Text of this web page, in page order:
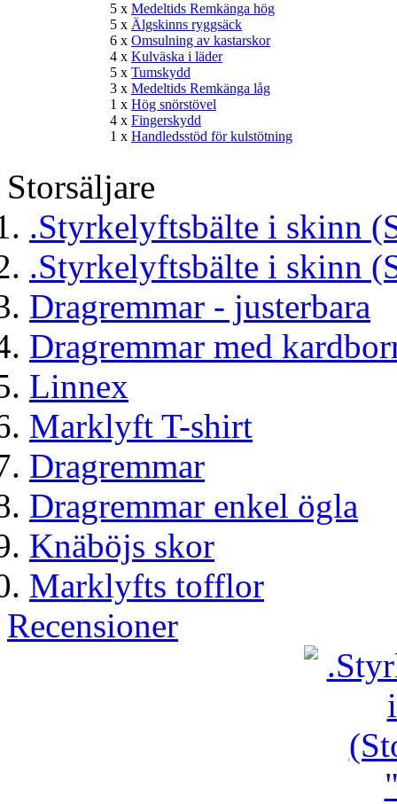
5 x Medeltids Remkänga hög
5 x Älgskinns ryggsäck
6 x Omsulning av kastarskor
4 x Kulväska i läder
5 x Tumskydd
3 x Medeltids Remkänga låg
1 x Hög snörstövel
4 x Fingerskydd
1 x Handledsstöd för kulstötning
Storsäljare
.Styrkelyftsbälte i skinn
.Styrkelyftsbälte i skinn
Dragremmar - justerbara
Dragremmar med
Linnex
Marklyft T-shirt
Dragremmar
Dragremmar enkel ögla
Knäböjs skor
Marklyfts tofflor
Recensioner